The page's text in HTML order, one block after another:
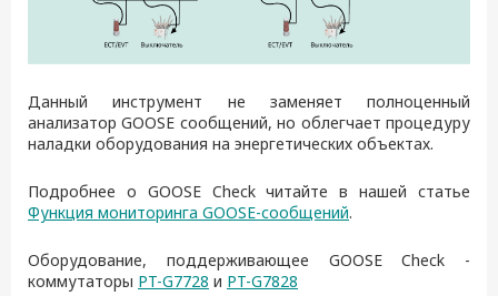
Данный инструмент не заменяет полноценный
анализатор GOOSE сообщений, но облегчает процедуру
наладки оборудования на энергетических объектах.
Подробнее о GOOSE Check читайте в нашей статье
Функция мониторинга GOOSE-сообщений.
Оборудование, поддерживающее GOOSE Check -
коммутаторы PT-G7728 и PT-G7828